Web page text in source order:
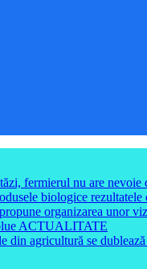
fermierul nu are
biologice
organizarea unor
ACTUALITATE
din agricultură se